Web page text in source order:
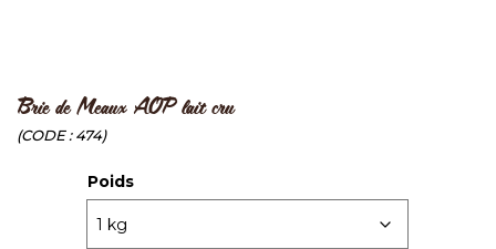
Brie de Meaux AOP lait cru
CODE :474
Poids